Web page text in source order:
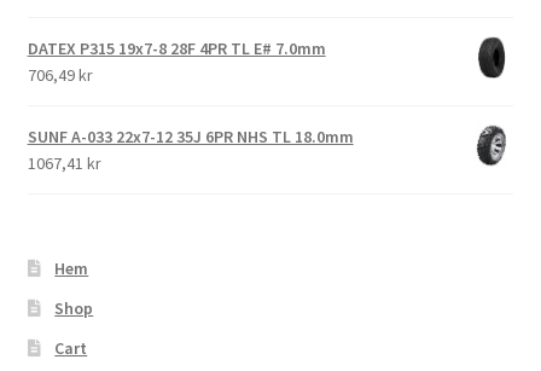
DATEX P315 19x7-8 28F 4PR TL E# 7.0mm
706,49 kr
SUNF A-033 22x7-12 35J 6PR NHS TL 18.0mm
1067,41 kr
Hem
Shop
Cart